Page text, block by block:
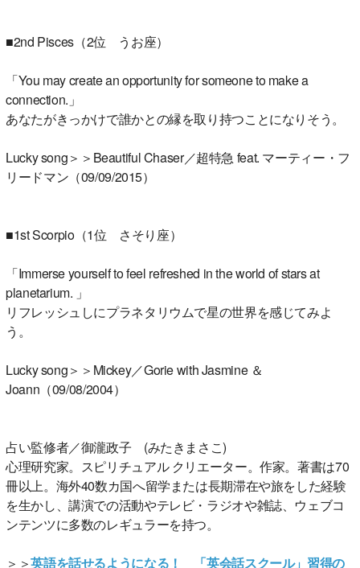
■2nd Pisces（2位 うお座）
「You may create an opportunity for someone to make a
connection.」
あなたがきっかけで誰かとの縁を取り持つことになりそう。
Lucky song＞＞Beautiful Chaser／超特急 feat. マーティー・フ
リードマン（09/09/2015）
■1st Scorpio（1位 さそり座）
「Immerse yourself to feel refreshed in the world of stars at
planetarium. 」
リフレッシュしにプラネタリウムで星の世界を感じてみよ
う。
Lucky song＞＞Mickey／Gorie with Jasmine ＆
Joann（09/08/2004）
占い監修者／御瀧政子 (みたきまさこ)
心理研究家。スピリチュアル クリエーター。作家。著書は70
冊以上。海外40数カ国へ留学または長期滞在や旅をした経験
を生かし、講演での活動やテレビ・ラジオや雑誌、ウェブコ
ンテンツに多数のレギュラーを持つ。
＞＞英語を話せるようになる！ 「英会話スクール」習得の